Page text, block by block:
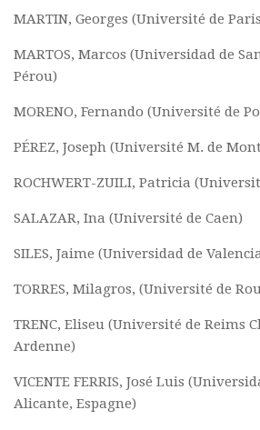
MARTIN, Georges (Université de
MARTOS, Marcos (Universidad de
Pérou)
MORENO, Fernando (Université de
PÉREZ, Joseph (Université M. de
ROCHWERT-ZUILI, Patricia
SALAZAR, Ina (Université de Caen)
SILES, Jaime (Universidad de
TORRES, Milagros, (Université de
TRENC, Eliseu (Université de Reims
Ardenne)
VICENTE FERRIS, José Luis
Alicante, Espagne)